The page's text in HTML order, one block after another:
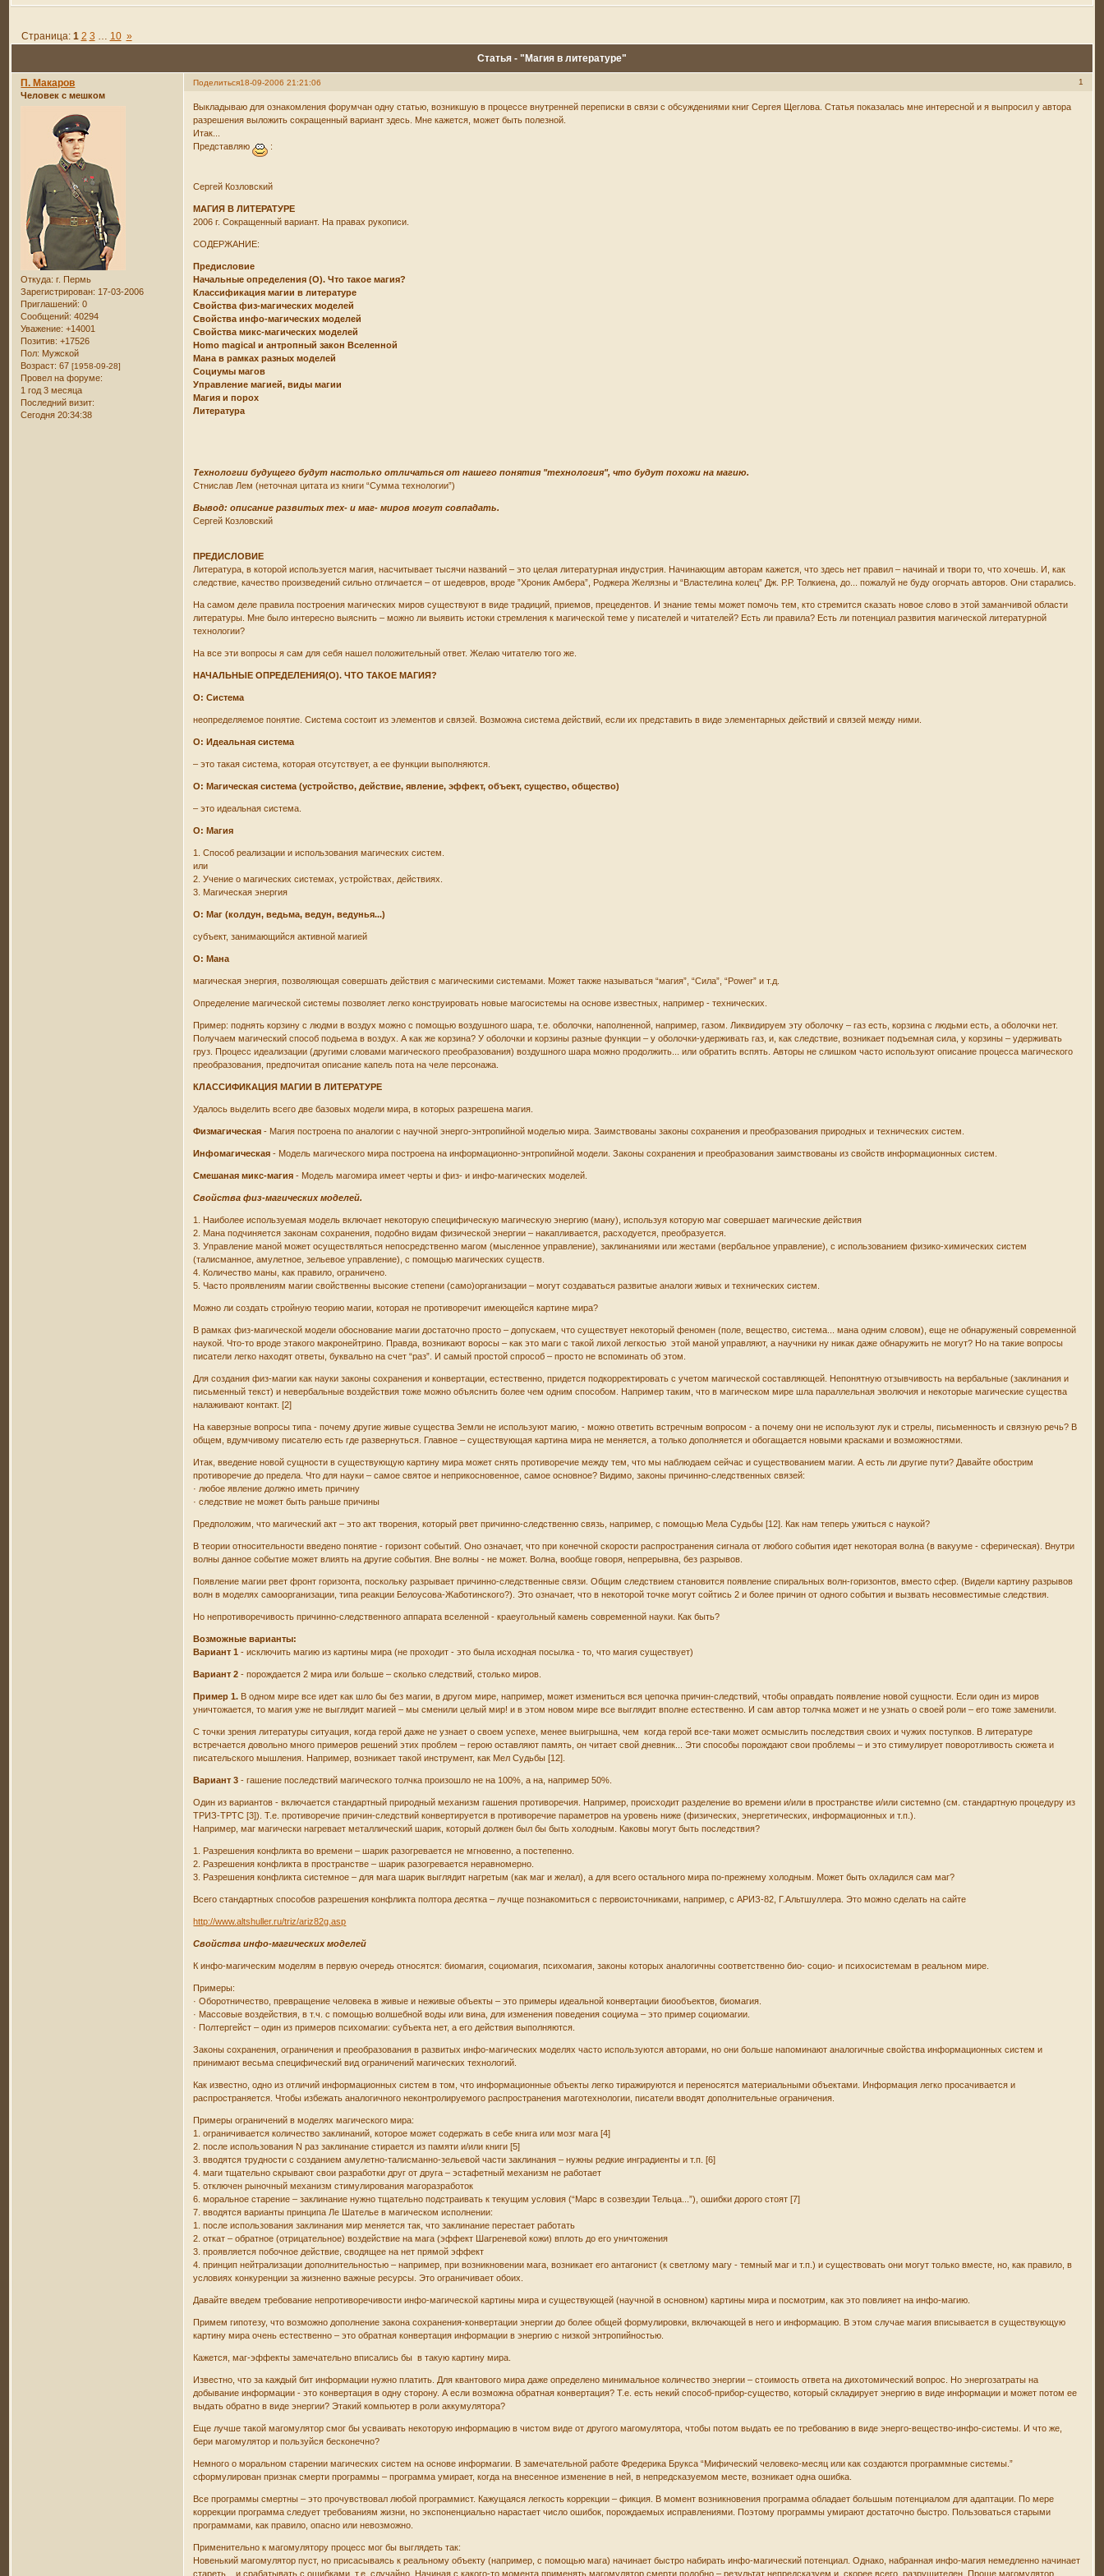
Статья - "Магия в литературе"
Страница: 1 2 3 … 10 »
Поделиться 1
18-09-2006 21:21:06
П. Макаров
Человек с мешком
Откуда: г. Пермь
Зарегистрирован: 17-03-2006
Приглашений: 0
Сообщений: 40294
Уважение: +14001
Позитив: +17526
Пол: Мужской
Возраст: 67[1958-09-28]
Провел на форуме:
1 год 3 месяца
Последний визит:
Сегодня 20:34:38
Выкладываю для ознакомления форумчан одну статью, возникшую в процессе внутренней переписки в связи с обсуждениями книг Сергея Щеглова. Статья показалась мне интересной и я выпросил у автора
разрешения выложить сокращенный вариант здесь. Мне кажется, может быть полезной.
Итак...
Представляю
:
Сергей Козловский
МАГИЯ В ЛИТЕРАТУРЕ
2006 г. Сокращенный вариант. На правах рукописи.
СОДЕРЖАНИЕ:
Предисловие
Начальные определения (О). Что такое магия?
Классификация магии в литературе
Свойства физ-магических моделей
Свойства инфо-магических моделей
Свойства микс-магических моделей
Homo magical и антропный закон Вселенной
Мана в рамках разных моделей
Социумы магов
Управление магией, виды магии
Магия и порох
Литература
Технологии будущего будут настолько отличаться от нашего понятия "технология", что будут похожи на магию.
Стнислав Лем (неточная цитата из книги “Сумма технологии”)
Вывод: описание развитых тех- и маг- миров могут совпадать.
Сергей Козловский
ПРЕДИСЛОВИЕ
Литература, в которой используется магия, насчитывает тысячи названий – это целая литературная индустрия. Начинающим авторам кажется, что здесь нет правил – начинай и твори то, что хочешь. И, как
следствие, качество произведений сильно отличается – от шедевров, вроде ”Хроник Амбера”, Роджера Желязны и “Властелина колец” Дж. Р.Р. Толкиена, до... пожалуй не буду огорчать авторов. Они старались.
На самом деле правила построения магических миров существуют в виде традиций, приемов, прецедентов. И знание темы может помочь тем, кто стремится сказать новое слово в этой заманчивой области
литературы. Мне было интересно выяснить – можно ли выявить истоки стремления к магической теме у писателей и читателей? Есть ли правила? Есть ли потенциал развития магической литературной
технологии?
На все эти вопросы я сам для себя нашел положительный ответ. Желаю читателю того же.
НАЧАЛЬНЫЕ ОПРЕДЕЛЕНИЯ(О). ЧТО ТАКОЕ МАГИЯ?
О: Система
неопределяемое понятие. Система состоит из элементов и связей. Возможна система действий, если их представить в виде элементарных действий и связей между ними.
О: Идеальная система
– это такая система, которая отсутствует, а ее функции выполняются.
О: Магическая система (устройство, действие, явление, эффект, объект, существо, общество)
– это идеальная система.
О: Магия
1. Способ реализации и использования магических систем.
или
2. Учение о магических системах, устройствах, действиях.
3. Магическая энергия
О: Маг (колдун, ведьма, ведун, ведунья...)
субъект, занимающийся активной магией
О: Мана
магическая энергия, позволяющая совершать действия с магическими системами. Может также называться “магия”, “Сила”, “Power” и т.д.
Определение магической системы позволяет легко конструировать новые магосистемы на основе известных, например - технических.
Пример: поднять корзину с людми в воздух можно с помощью воздушного шара, т.е. оболочки, наполненной, например, газом. Ликвидируем эту оболочку – газ есть, корзина с людьми есть, а оболочки нет.
Получаем магический способ подьема в воздух. А как же корзина? У оболочки и корзины разные функции – у оболочки-удерживать газ, и, как следствие, возникает подъемная сила, у корзины – удерживать
груз. Процесс идеализации (другими словами магического преобразования) воздушного шара можно продолжить... или обратить вспять. Авторы не слишком часто используют описание процесса магического
преобразования, предпочитая описание капель пота на челе персонажа.
КЛАССИФИКАЦИЯ МАГИИ В ЛИТЕРАТУРЕ
Удалось выделить всего две базовых модели мира, в которых разрешена магия.
Физмагическая - Магия построена по аналогии с научной энерго-энтропийной моделью мира. Заимствованы законы сохранения и преобразования природных и технических систем.
Инфомагическая - Модель магического мира построена на информационно-энтропийной модели. Законы сохранения и преобразования заимствованы из свойств информационных систем.
Смешаная микс-магия- Модель магомира имеет черты и физ- и инфо-магических моделей.
Свойства физ-магических моделей.
1. Наиболее используемая модель включает некоторую специфическую магическую энергию (ману), используя которую маг совершает магические действия
2. Мана подчиняется законам сохранения, подобно видам физической энергии – накапливается, расходуется, преобразуется.
3. Управление маной может осуществляться непосредственно магом (мысленное управление), заклинаниями или жестами (вербальное управление), с использованием физико-химических систем
(талисманное, амулетное, зельевое управление), с помощью магических существ.
4. Количество маны, как правило, ограничено.
5. Часто проявлениям магии свойственны высокие степени (само)организации – могут создаваться развитые аналоги живых и технических систем.
Можно ли создать стройную теорию магии, которая не противоречит имеющейся картине мира?
В рамках физ-магической модели обоснование магии достаточно просто – допускаем, что существует некоторый феномен (поле, вещество, система... мана одним словом), еще не обнаруженый современной
наукой. Что-то вроде этакого макронейтрино. Правда, возникают воросы – как это маги с такой лихой легкостью этой маной управляют, а научники ну никак даже обнаружить не могут? Но на такие вопросы
писатели легко находят ответы, буквально на счет “раз”. И самый простой спрособ – просто не вспоминать об этом.
Для создания физ-магии как науки законы сохранения и конвертации, естественно, придется подкорректировать с учетом магической составляющей. Непонятную отзывчивость на вербальные (заклинания и
письменный текст) и невербальные воздействия тоже можно объяснить более чем одним способом. Например таким, что в магическом мире шла параллельная эволючия и некоторые магические существа
налаживают контакт. [2]
На каверзные вопросы типа - почему другие живые существа Земли не используют магию, - можно ответить встречным вопросом - а почему они не используют лук и стрелы, письменность и связную речь? В
общем, вдумчивому писателю есть где развернуться. Главное – существующая картина мира не меняется, а только дополняется и обогащается новыми красками и возможностями.
Итак, введение новой сущности в существующую картину мира может снять противоречие между тем, что мы наблюдаем сейчас и существованием магии. А есть ли другие пути? Давайте обострим
противоречие до предела. Что для науки – самое святое и неприкосновенное, самое основное? Видимо, законы причинно-следственных связей:
· любое явление должно иметь причину
· следствие не может быть раньше причины
Предположим, что магический акт – это акт творения, который рвет причинно-следственню связь, например, с помощью Мела Судьбы [12]. Как нам теперь ужиться с наукой?
В теории относительности введено понятие - горизонт событий. Оно означает, что при конечной скорости распространения сигнала от любого события идет некоторая волна (в вакууме - сферическая). Внутри
волны данное событие может влиять на другие события. Вне волны - не может. Волна, вообще говоря, непрерывна, без разрывов.
Появление магии рвет фронт горизонта, поскольку разрывает причинно-следственные связи. Общим следствием становится появление спиральных волн-горизонтов, вместо сфер. (Видели картину разрывов
волн в моделях самоорганизации, типа реакции Белоусова-Жаботинского?). Это означает, что в некоторой точке могут сойтись 2 и более причин от одного события и вызвать несовместимые следствия.
Но непротиворечивость причинно-следственного аппарата вселенной - краеугольный камень современной науки. Как быть?
Возможные варианты:
Вариант 1- исключить магию из картины мира (не проходит - это была исходная посылка - то, что магия существует)
Вариант 2- порождается 2 мира или больше – сколько следствий, столько миров.
Пример 1. В одном мире все идет как шло бы без магии, в другом мире, например, может измениться вся цепочка причин-следствий, чтобы оправдать появление новой сущности. Если один из миров
уничтожается, то магия уже не выглядит магией – мы сменили целый мир! и в этом новом мире все выглядит вполне естественно. И сам автор толчка может и не узнать о своей роли – его тоже заменили.
С точки зрения литературы ситуация, когда герой даже не узнает о своем успехе, менее выигрышна, чем когда герой все-таки может осмыслить последствия своих и чужих поступков. В литературе
встречается довольно много примеров решений этих проблем – герою оставляют память, он читает свой дневник... Эти способы порождают свои проблемы – и это стимулирует поворотливость сюжета и
писательского мышления. Например, возникает такой инструмент, как Мел Судьбы [12].
Вариант 3- гашение последствий магического толчка произошло не на 100%, а на, например 50%.
Один из вариантов - включается стандартный природный механизм гашения противоречия. Например, происходит разделение во времени и/или в пространстве и/или системно (см. стандартную процедуру из
ТРИЗ-ТРТС [3]). Т.е. противоречие причин-следствий конвертируется в противоречие параметров на уровень ниже (физических, энергетических, информационных и т.п.).
Например, маг магически нагревает металлический шарик, который должен был бы быть холодным. Каковы могут быть последствия?
1. Разрешения конфликта во времени – шарик разогревается не мгновенно, а постепенно.
2. Разрешения конфликта в пространстве – шарик разогревается неравномерно.
3. Разрешения конфликта системное – для мага шарик выглядит нагретым (как маг и желал), а для всего остального мира по-прежнему холодным. Может быть охладился сам маг?
Всего стандартных способов разрешения конфликта полтора десятка – лучще познакомиться с первоисточниками, например, с АРИЗ-82, Г.Альтшуллера. Это можно сделать на сайте
http://www.altshuller.ru/triz/ariz82g.asp
Свойства инфо-магических моделей
К инфо-магическим моделям в первую очередь относятся: биомагия, социомагия, психомагия, законы которых аналогичны соответственно био- социо- и психосистемам в реальном мире.
Примеры:
· Оборотничество, превращение человека в живые и неживые объекты – это примеры идеальной конвертации биообъектов, биомагия.
· Массовые воздействия, в т.ч. с помощью волшебной воды или вина, для изменения поведения социума – это пример социомагии.
· Полтергейст – один из примеров психомагии: субъекта нет, а его действия выполняются.
Законы сохранения, ограничения и преобразования в развитых инфо-магических моделях часто используются авторами, но они больше напоминают аналогичные свойства информационных систем и
принимают весьма специфический вид ограничений магических технологий.
Как известно, одно из отличий информационных систем в том, что информационные объекты легко тиражируются и переносятся материальными объектами. Информация легко просачивается и
распространяется. Чтобы избежать аналогичного неконтролируемого распространения маготехнологии, писатели вводят дополнительные ограничения.
Примеры ограничений в моделях магического мира:
1. ограничивается количество заклинаний, которое может содержать в себе книга или мозг мага [4]
2. после использования N раз заклинание стирается из памяти и/или книги [5]
3. вводятся трудности с созданием амулетно-талисманно-зельевой части заклинания – нужны редкие инградиенты и т.п. [6]
4. маги тщательно скрывают свои разработки друг от друга – эстафетный механизм не работает
5. отключен рыночный механизм стимулирования магоразработок
6. моральное старение – заклинание нужно тщательно подстраивать к текущим условия (“Марс в созвездии Тельца...”), ошибки дорого стоят [7]
7. вводятся варианты принципа Ле Шателье в магическом исполнении:
1. после использования заклинания мир меняется так, что заклинание перестает работать
2. откат – обратное (отрицательное) воздействие на мага (эффект Шагреневой кожи) вплоть до его уничтожения
3. проявляется побочное действие, сводящее на нет прямой эффект
4. принцип нейтрализации дополнительностью – например, при возникновении мага, возникает его антагонист (к светлому магу - темный маг и т.п.) и существовать они могут только вместе, но, как правило, в
условиях конкуренции за жизненно важные ресурсы. Это ограничивает обоих.
Давайте введем требование непротиворечивости инфо-магической картины мира и существующей (научной в основном) картины мира и посмотрим, как это повлияет на инфо-магию.
Примем гипотезу, что возможно дополнение закона сохранения-конвертации энергии до более общей формулировки, включающей в него и информацию. В этом случае магия вписывается в существующую
картину мира очень естественно – это обратная конвертация информации в энергию с низкой энтропийностью.
Кажется, маг-эффекты замечательно вписались бы в такую картину мира.
Известно, что за каждый бит информации нужно платить. Для квантового мира даже определено минимальное количество энергии – стоимость ответа на дихотомический вопрос. Но энергозатраты на
добывание информации - это конвертация в одну сторону. А если возможна обратная конвертация? Т.е. есть некий способ-прибор-существо, который складирует энергию в виде информации и может потом ее
выдать обратно в виде энергии? Этакий компьютер в роли аккумулятора?
Еще лучше такой магомулятор смог бы усваивать некоторую информацию в чистом виде от другого магомулятора, чтобы потом выдать ее по требованию в виде энерго-вещество-инфо-системы. И что же,
бери магомулятор и пользуйся бесконечно?
Немного о моральном старении магических систем на основе информагии. В замечательной работе Фредерика Брукса “Мифический человеко-месяц или как создаются программные системы.”
сформулирован признак смерти программы – программа умирает, когда на внесенное изменение в ней, в непредсказуемом месте, возникает одна ошибка.
Все программы смертны – это прочувствовал любой программист. Кажущаяся легкость коррекции – фикция. В момент возникновения программа обладает большым потенциалом для адаптации. По мере
коррекции программа следует требованиям жизни, но экспоненциально нарастает число ошибок, порождаемых исправлениями. Поэтому программы умирают достаточно быстро. Пользоваться старыми
программами, как правило, опасно или невозможно.
Применительно к магомулятору процесс мог бы выглядеть так:
Новенький магомулятор пуст, но присасываясь к реальному объекту (например, с помощью мага) начинает быстро набирать инфо-магический потенциал. Однако, набранная инфо-магия немедленно начинает
стареть... и срабатывать с ошибками, т.е. случайно. Начиная с какого-то момента применять магомулятор смерти подобно – результат непредсказуем и, скорее всего, разрушителен. Проще магомулятор